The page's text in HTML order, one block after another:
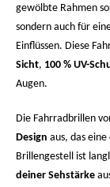
gewölbte Rahmen
sondern auch für
Einflüssen. Diese
Sicht, 100 % UV-
Augen.
Die Fahrradbrillen
Design aus, das eine
Brillengestell ist
deiner Sehstärke